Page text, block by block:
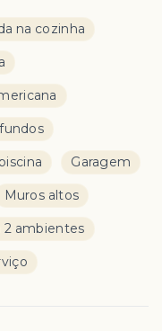
na cozinha
Garagem
Muros altos
2 ambientes